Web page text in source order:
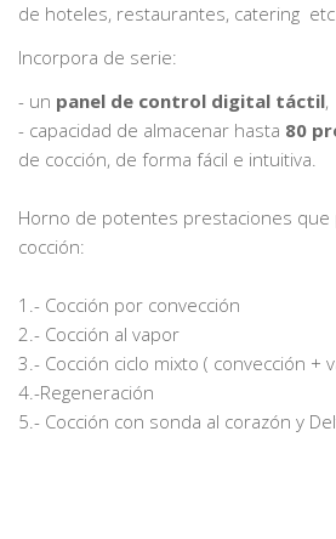
de hoteles, restaurantes, catering
Incorpora de serie:
- un panel de control digital táctil,
- capacidad de almacenar hasta 80
de cocción, de forma fácil e intuitiva.
Horno de potentes prestaciones
cocción:
1.- Cocción por convección
2.- Cocción al vapor
3.- Cocción ciclo mixto ( convección +
4.-Regeneración
5.- Cocción con sonda al corazón y